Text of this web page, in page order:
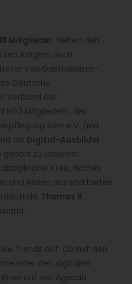
18 Mitglieder . Neben den
seit langem auch
von Gastronomie-
Deutsche
Verband der
800 Mitgliedern, der
Köln e.V. (mit
als Digital-Ausbilder
gehört zu unserem
Kreis, richten
und Nöten aus und bieten
Thomas B.
Trends auf: Ob mit den
oder den digitalen
auf der Agenda